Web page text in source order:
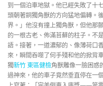
到一個泊車地獄。他已經失敗了十
頭朝著銅獨角獸的方向猛地偏轉。
界。」他沒有撞上獨角獸，但他那
的一根古老、佈滿苔蘚的柱子。不
語。接著，一道濃郁的、像薄荷口
來，瞬間吞噬了何手殘和他的掀背
獨新竹 東區健檢角獸雕像一臉困惑
過神來，他的車子竟然垂直停在一